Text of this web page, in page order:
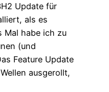
Update für
als es
Mal habe ich zu
(und
Feature Update
ausgerollt,